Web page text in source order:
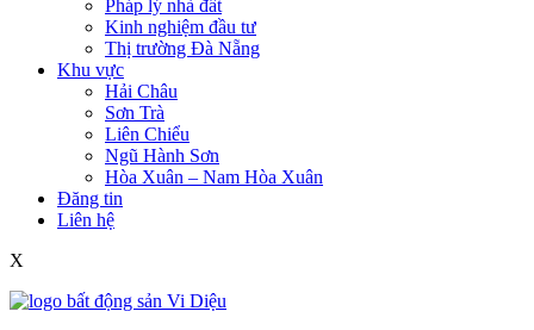
Pháp lý nhà đất
Kinh nghiệm đầu tư
Thị trường Đà Nẵng
Khu vực
Hải Châu
Sơn Trà
Liên Chiểu
Ngũ Hành Sơn
Hòa Xuân – Nam Hòa Xuân
Đăng tin
Liên hệ
X